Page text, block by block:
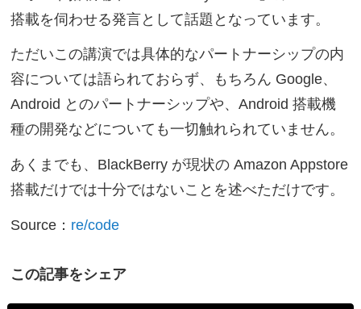
搭載を伺わせる発言として話題となっています。
ただいこの講演では具体的なパートナーシップの内
容については語られておらず、もちろん Google、
Android とのパートナーシップや、Android 搭載機
種の開発などについても一切触れられていません。
あくまでも、BlackBerry が現状の Amazon Appstore
搭載だけでは十分ではないことを述べただけです。
Source： re/code
この記事をシェア